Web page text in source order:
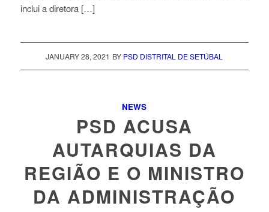
inclui a diretora […]
JANUARY 28, 2021 BY PSD DISTRITAL DE SETÚBAL
NEWS
PSD ACUSA
AUTARQUIAS DA
REGIÃO E O MINISTRO
DA ADMINISTRAÇÃO